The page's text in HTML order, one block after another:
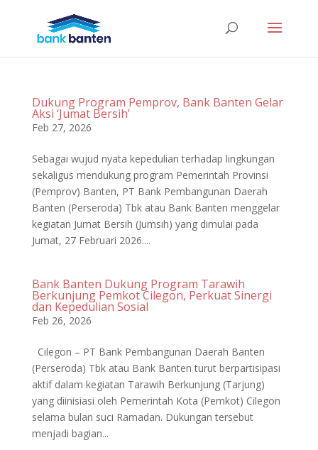
Dukung Program Pemprov, Bank Banten Gelar
Aksi ‘Jumat Bersih’
Feb 27, 2026
Sebagai wujud nyata kepedulian terhadap lingkungan
sekaligus mendukung program Pemerintah Provinsi
(Pemprov) Banten, PT Bank Pembangunan Daerah
Banten (Perseroda) Tbk atau Bank Banten menggelar
kegiatan Jumat Bersih (Jumsih) yang dimulai pada
Jumat, 27 Februari 2026....
Bank Banten Dukung Program Tarawih
Berkunjung Pemkot Cilegon, Perkuat Sinergi
dan Kepedulian Sosial
Feb 26, 2026
Cilegon – PT Bank Pembangunan Daerah Banten
(Perseroda) Tbk atau Bank Banten turut berpartisipasi
aktif dalam kegiatan Tarawih Berkunjung (Tarjung)
yang diinisiasi oleh Pemerintah Kota (Pemkot) Cilegon
selama bulan suci Ramadan. Dukungan tersebut
menjadi bagian...